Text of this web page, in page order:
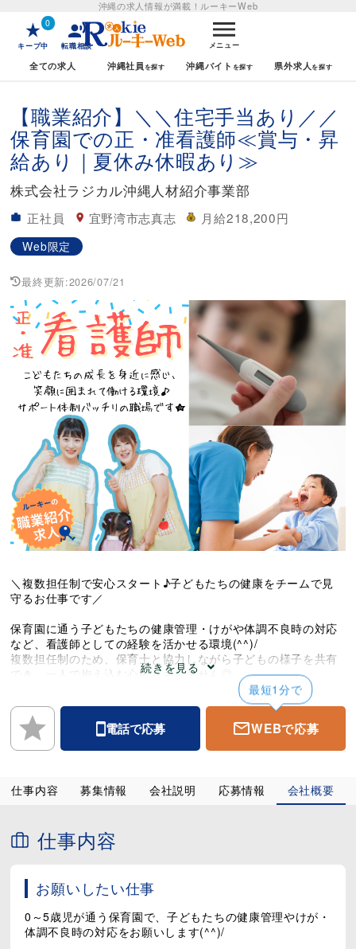
沖縄の求人情報が満載！ ルーキーWeb
0
キープ中 転職相談 メニュー
全ての求人 沖縄社員 沖縄バイト 県外求人
【職業紹介】＼＼住宅手当あり／／
保育園での正・准看護師≪賞与・昇
給あり｜夏休み休暇あり≫
株式会社ラジカル沖縄人材紹介事業部
正社員 宜野湾市志真志 月給218,200円
Web限定
最終更新:2026/07/21
続きを見る
＼複数担任制で安心スタート♪子どもたちの健康をチームで見
守るお仕事です／
保育園に通う子どもたちの健康管理・けがや体調不良時の対応
など、看護師としての経験を活かせる環境(^^)/
複数担任制のため、保育士と協力しながら子どもの様子を共有
でき、一人で抱え込む心配もありません◎
病院勤務のような夜勤はなく、家庭やプライベートと両立しな
がら働けます。
子どもたちの成長を身近に感じながら、笑顔に囲まれて働ける
のも保育園ならではの魅力♪
＝＝＝おすすめポイント＝＝＝
◎子どもたちの笑顔に癒されながらやりがい抜群♪
◎ブランクのある方も安心のフォロー体制
電話で応募
最短1分で
WEBで応募
仕事内容 募集情報 会社説明 応募情報 会社概要
仕事内容
お願いしたい仕事
0～5歳児が通う保育園で、子どもたちの健康管理やけが・
体調不良時の対応をお願いします(^^)/